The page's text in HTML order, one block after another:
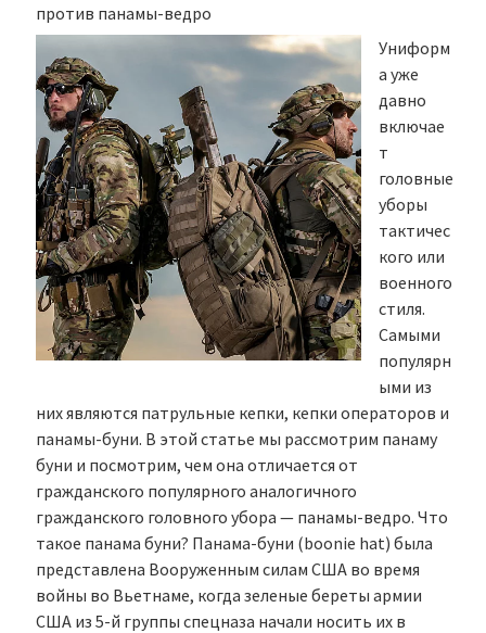
против панамы-ведро
Униформ
а уже
давно
включае
т
головные
уборы
тактичес
кого или
военного
стиля.
Самыми
популярн
ыми из
них являются патрульные кепки, кепки операторов и
панамы-буни. В этой статье мы рассмотрим панаму
буни и посмотрим, чем она отличается от
гражданского популярного аналогичного
гражданского головного убора — панамы-ведро. Что
такое панама буни? Панама-буни (boonie hat) была
представлена Вооруженным силам США во время
войны во Вьетнаме, когда зеленые береты армии
США из 5-й группы спецназа начали носить их в